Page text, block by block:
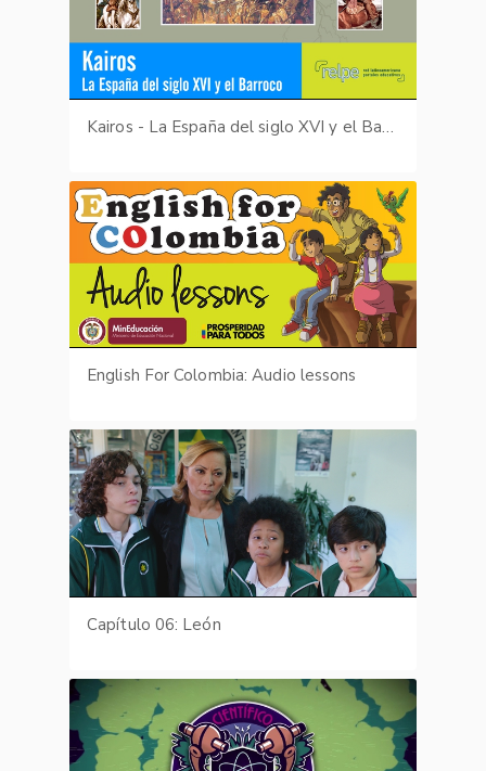
Kairos - La España del siglo XVI y el Barroco
English For Colombia: Audio lessons
Capítulo 06: León